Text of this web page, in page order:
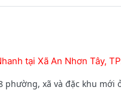
tại Xã An Nhơn Tây,
xã và đặc khu mới